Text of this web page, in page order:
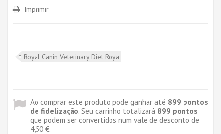
Imprimir
Royal Canin Veterinary Diet Roya
Ao comprar este produto pode ganhar até 899 pontos
de fidelização. Seu carrinho totalizará 899 pontos
que podem ser convertidos num vale de desconto de
4,50 €.